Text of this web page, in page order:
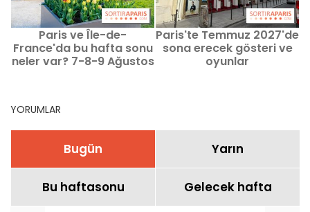
Paris ve Île-de-
France'da bu hafta sonu
neler var? 7-8-9 Ağustos
Paris'te Temmuz 2027'de
sona erecek gösteri ve
oyunlar
YORUMLAR
Bugün Yarın
Bu haftasonu Gelecek hafta